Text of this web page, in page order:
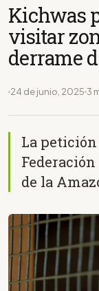
Kichwas
visitar
derrame
24 de junio, 2025 3
La
de la